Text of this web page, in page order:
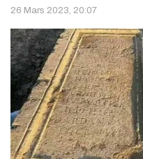
26 Mars 2023, 20:07